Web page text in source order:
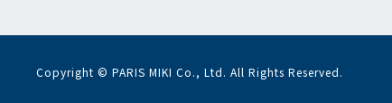
Copyright © PARIS MIKI Co., Ltd. All Rights Reserved.